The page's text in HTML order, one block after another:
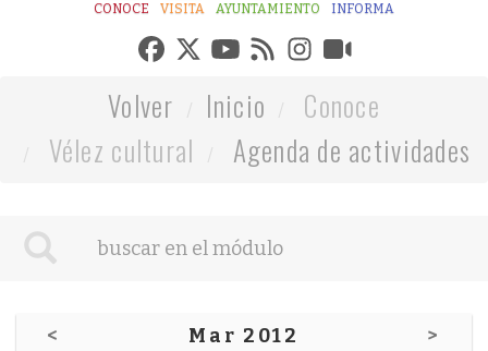
CONOCE VISITA AYUNTAMIENTO INFORMA
Volver Inicio
Conoce
Vélez cultural
Agenda de actividades
< Mar 2012 >